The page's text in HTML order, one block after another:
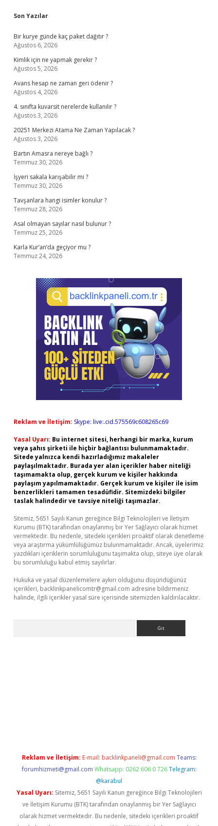
Sidebar
Son Yazılar
Bir kurye günde kaç paket dağıtır ?
Ağustos 6, 2026
Kimlik için ne yapmak gerekir ?
Ağustos 5, 2026
Avans hesap ne zaman geri ödenir ?
Ağustos 4, 2026
4. sınıfta kuvarsit nerelerde kullanılır ?
Ağustos 3, 2026
20251 Merkezi Atama Ne Zaman Yapılacak ?
Ağustos 3, 2026
Bartın Amasra nereye bağlı ?
Temmuz 30, 2026
İşyeri sakala karışabilir mi ?
Temmuz 30, 2026
Tavşanlara hangi isimler konulur ?
Temmuz 28, 2026
Asal olmayan sayılar nasıl bulunur ?
Temmuz 25, 2026
Karla Kur’an’da geçiyor mu ?
Temmuz 24, 2026
Reklam ve İletişim: Skype: live:.cid.575569c608265c69
Yasal Uyarı: Bu internet sitesi, herhangi bir marka, kurum
veya şahıs şirketi ile hiçbir bağlantısı bulunmamaktadır.
Sitede yalnızca kendi hazırladığımız makaleler
paylaşılmaktadır. Burada yer alan içerikler haber niteliği
taşımamakta olup, gerçek kurum ve kişiler hakkında
paylaşım yapılmamaktadır. Gerçek kurum ve kişiler ile isim
benzerlikleri tamamen tesadüfidir. Sitemizdeki bilgiler
taslak halindedir ve tavsiye niteliği taşımazlar.
Sitemiz, 5651 Sayılı Kanun gereğince Bilgi Teknolojileri ve İletişim
Kurumu (BTK) tarafından onaylanmış bir Yer Sağlayıcı olarak hizmet
vermektedir. Bu nedenle, sitedeki içerikleri proaktif olarak denetleme
veya araştırma yükümlülüğümüz bulunmamaktadır. Ancak, üyelerimiz
yazdıkları içeriklerin sorumluluğunu taşımakta olup, siteye üye olarak
bu sorumluluğu kabul etmiş sayılırlar.
Hukuka ve yasal düzenlemelere aykırı olduğunu düşündüğünüz
içerikleri, backlinkpanelicomtr@gmail.com adresine bildirmeniz
halinde, ilgili içerikler yasal süre içerisinde sitemizden kaldırılacaktır.
Reklam ve İletişim: E-mail: backlinkpaneli@gmail.com Teams:
forumhizmeti@gmail.com Whatsapp: 0262 606 0 726 Telegram:
@karabul
Yasal Uyarı: Sitemiz, 5651 Sayılı Kanun gereğince Bilgi Teknolojileri
ve İletişim Kurumu (BTK) tarafından onaylanmış bir Yer Sağlayıcı
olarak hizmet vermektedir. Bu nedenle, sitedeki içerikleri proaktif